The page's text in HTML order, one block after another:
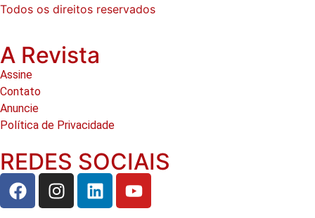
Todos os direitos reservados
A Revista
Assine
Contato
Anuncie
Política de Privacidade
REDES SOCIAIS